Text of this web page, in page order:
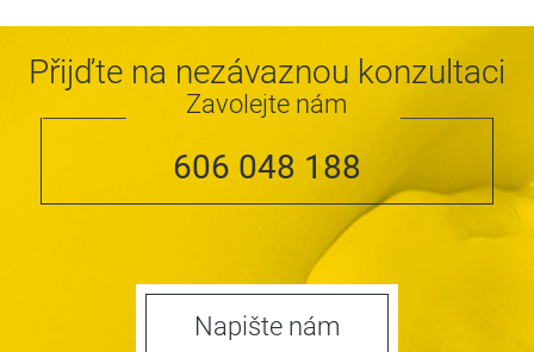
Přijďte na nezávaznou konzultaci
Zavolejte nám
606 048 188
Napište nám